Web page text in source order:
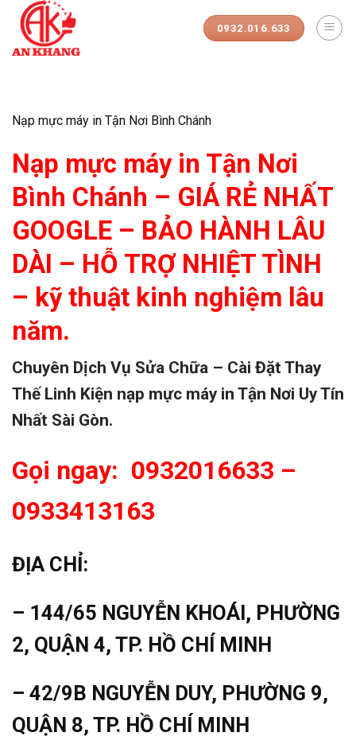
Skip
content
0932.016.633
Nạp mực máy in Tận Nơi Bình Chánh
Nạp mực máy in Tận Nơi
Bình Chánh – GIÁ RẺ NHẤT
GOOGLE – BẢO HÀNH LÂU
DÀI – HỖ TRỢ NHIỆT TÌNH
– kỹ thuật kinh nghiệm lâu
năm.
Chuyên Dịch Vụ Sửa Chữa – Cài Đặt Thay
Thế Linh Kiện nạp mực máy in Tận Nơi Uy Tín
Nhất Sài Gòn.
Gọi ngay: 0932016633 –
0933413163
ĐỊA CHỈ:
– 144/65 NGUYỄN KHOÁI, PHƯỜNG
2, QUẬN 4, TP. HỒ CHÍ MINH
– 42/9B NGUYỄN DUY, PHƯỜNG 9,
QUẬN 8, TP. HỒ CHÍ MINH